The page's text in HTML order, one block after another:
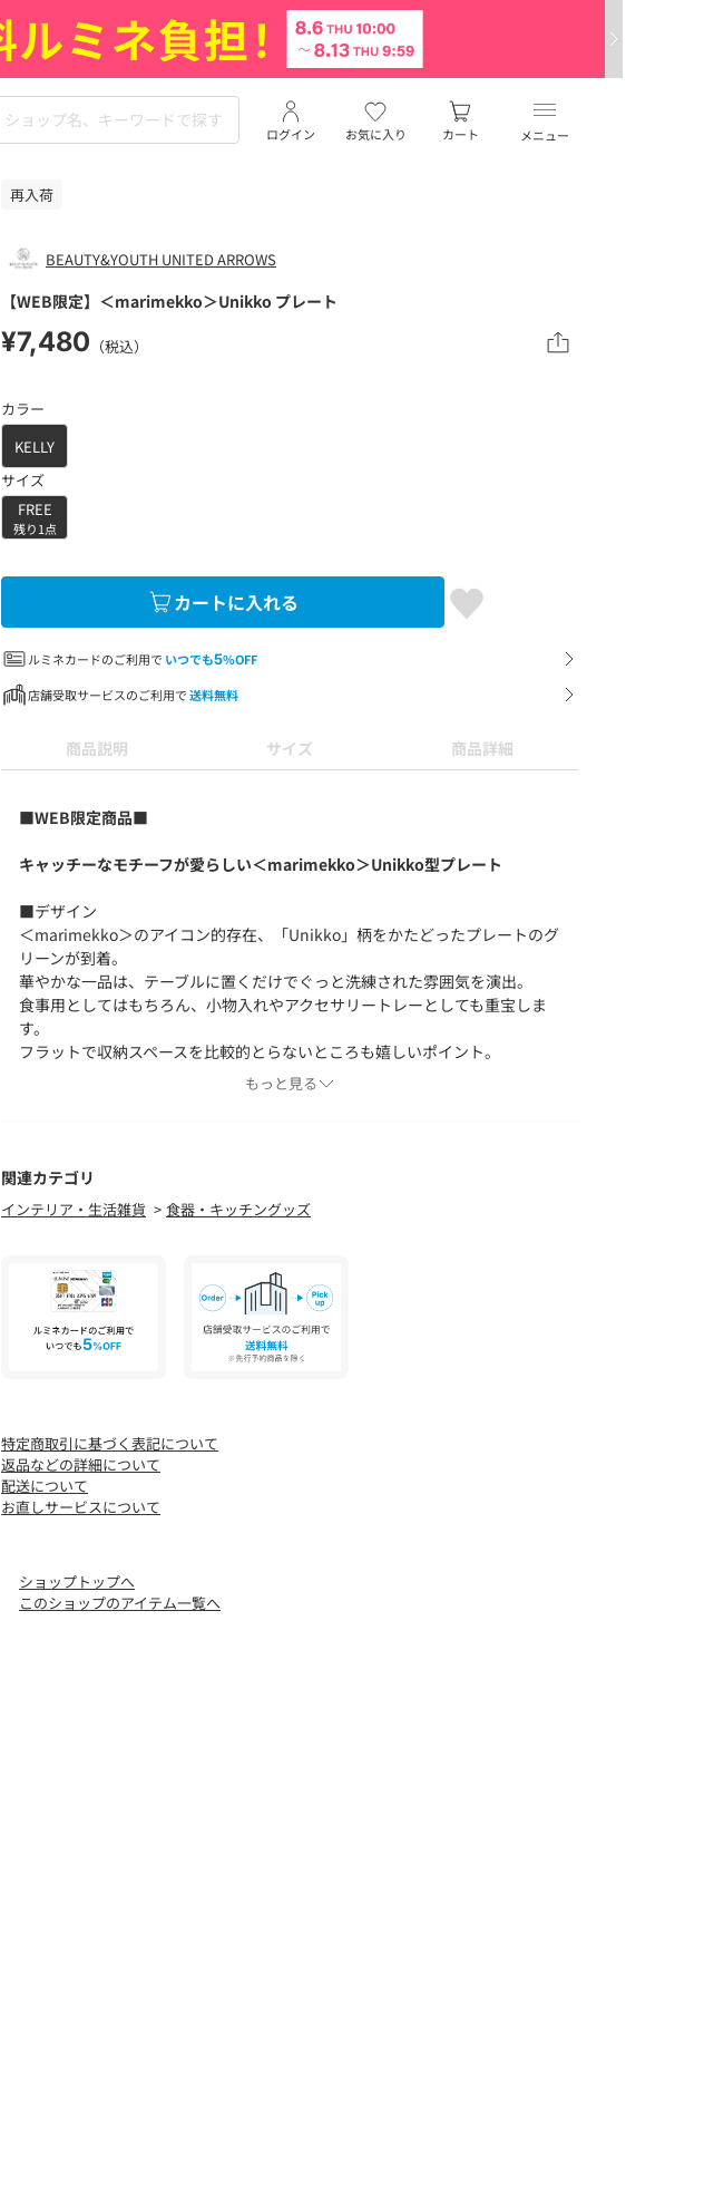
メニュー
お気に入り
ログイン カート
再入荷
BEAUTY&YOUTH UNITED ARROWS
【WEB限定】＜marimekko＞Unikko プレート
¥7,480 （税込）
カラー
KELLY
サイズ
FREE
残り1点
カートに入れる
ルミネカードのご利用で いつでも5%OFF
店舗受取サービスのご利用で送料無料
商品説明 サイズ 商品詳細
■WEB限定商品■
キャッチーなモチーフが愛らしい＜marimekko＞Unikko型プレート
■デザイン
＜marimekko＞のアイコン的存在、「Unikko」柄をかたどったプレートのグ
リーンが到着。
華やかな一品は、テーブルに置くだけでぐっと洗練された雰囲気を演出。
食事用としてはもちろん、小物入れやアクセサリートレーとしても重宝しま
す。
フラットで収納スペースを比較的とらないところも嬉しいポイント。
ご自宅用にはもちろん、おもてなし好きの方へのギフトにも喜ばれる一品で
フィンランドを代表するファッション、インテリア、生活雑貨を取り扱う
1951年創業の生地メーカー＜marimekko＞。
色とりどりカラフルなアイテムが世界中の方から愛されています。
※商品により、柄の配置が画像と異なる場合がございます。同じ物はご用意
できかねますのであらかじめご了承ください。
※商品に「取り扱い上の注意書き」、「洗濯表示」がございます場合は、使
※商品の色味の目安は、商品単体の画像をご参照ください。
お問い合わせの際は、ユナイテッドアローズ カスタマーサービスデスクま
で下記の品名/品番をお申し付け下さい。
もっと見る
関連カテゴリ
インテリア・生活雑貨 食器・キッチングッズ
特定商取引に基づく表記について
返品などの詳細について
配送について
お直しサービスについて
ショップトップへ
このショップのアイテム一覧へ